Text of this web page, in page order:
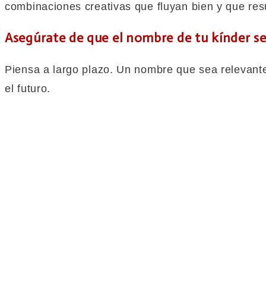
combinaciones creativas que fluyan bien y que
Asegúrate de que el nombre de tu kínder
Piensa a largo plazo. Un nombre que sea
el futuro.